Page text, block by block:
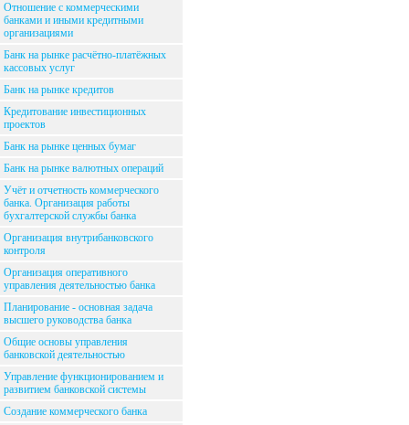
Отношение с коммерческими
банками и иными кредитными
организациями
Банк на рынке расчётно-платёжных
кассовых услуг
Банк на рынке кредитов
Кредитование инвестиционных
проектов
Банк на рынке ценных бумаг
Банк на рынке валютных операций
Учёт и отчетность коммерческого
банка. Организация работы
бухгалтерской службы банка
Организация внутрибанковского
контроля
Организация оперативного
управления деятельностью банка
Планирование - основная задача
высшего руководства банка
Общие основы управления
банковской деятельностью
Управление функционированием и
развитием банковской системы
Создание коммерческого банка